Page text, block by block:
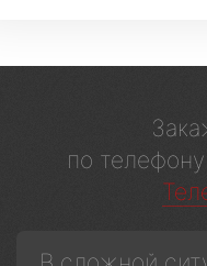
по телефону